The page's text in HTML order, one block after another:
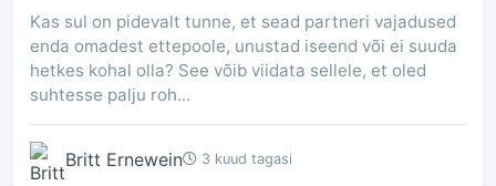
Kas sul on pidevalt tunne, et sead partneri vajadused
enda omadest ettepoole, unustad iseend või ei suuda
hetkes kohal olla? See võib viidata sellele, et oled
suhtesse palju roh...
Britt Ernewein 3 kuud tagasi